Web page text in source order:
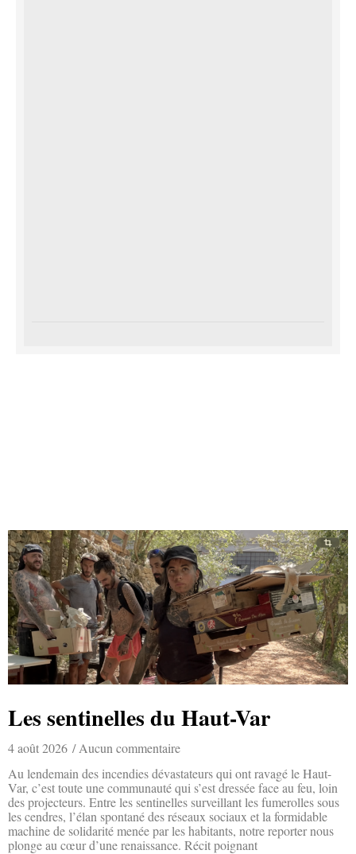
Les sentinelles du Haut-Var
4 août 2026
Aucun commentaire
Au lendemain des incendies dévastateurs qui ont ravagé le Haut-
Var, c’est toute une communauté qui s’est dressée face au feu, loin
des projecteurs. Entre les sentinelles surveillant les fumerolles sous
les cendres, l’élan spontané des réseaux sociaux et la formidable
machine de solidarité menée par les habitants, notre reporter nous
plonge au cœur d’une renaissance. Récit poignant